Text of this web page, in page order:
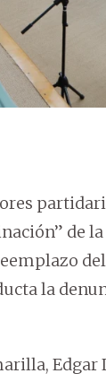
de
la
Edgar